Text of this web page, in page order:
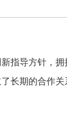
指导方针，
长期的合作